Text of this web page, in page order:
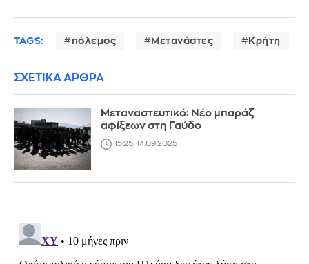
TAGS: πόλεμος Μετανάστες Κρήτη
ΣΧΕΤΙΚΑ ΑΡΘΡΑ
Μεταναστευτικό: Νέο μπαράζ
αφίξεων στη Γαύδο
15:25, 14.09.2025